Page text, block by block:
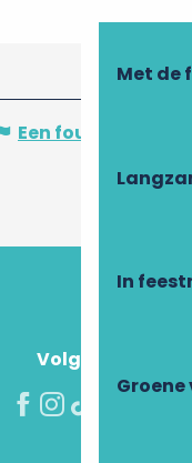
Met de
In
Een fout melden
Volg ons!